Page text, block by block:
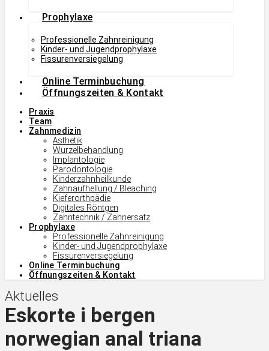
Prophylaxe
Professionelle Zahnreinigung
Kinder- und Jugendprophylaxe
Fissurenversiegelung
Online Terminbuchung
Öffnungszeiten & Kontakt
Praxis
Team
Zahnmedizin
Ästhetik
Wurzelbehandlung
Implantologie
Parodontologie
Kinderzahnheilkunde
Zahnaufhellung / Bleaching
Kieferorthpädie
Digitales Röntgen
Zahntechnik / Zahnersatz
Prophylaxe
Professionelle Zahnreinigung
Kinder- und Jugendprophylaxe
Fissurenversiegelung
Online Terminbuchung
Öffnungszeiten & Kontakt
Aktuelles
Eskorte i bergen
norwegian anal triana